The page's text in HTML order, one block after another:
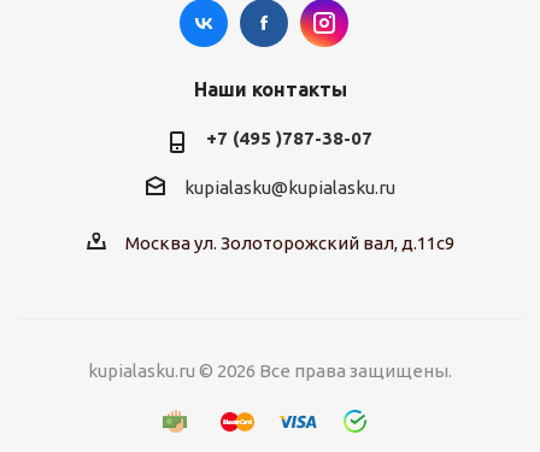
Наши контакты
+7 (495 )787-38-07
kupialasku@kupialasku.ru
Москва ул. Золоторожский вал, д.11с9
kupialasku.ru © 2026 Все права защищены.